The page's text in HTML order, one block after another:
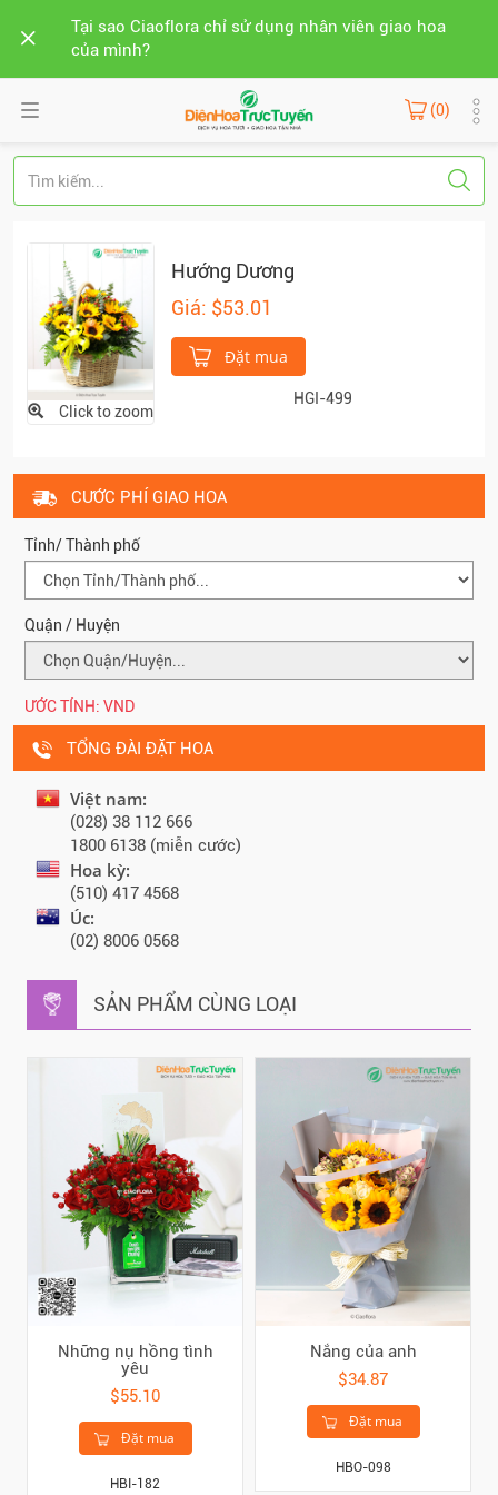
Tại sao Ciaoflora chỉ sử dụng nhân viên giao hoa
của mình?
(0)
Click to zoom
Hướng Dương
Giá: $53.01
Đặt mua
HGI-499
CƯỚC PHÍ GIAO HOA
Tỉnh/ Thành phố
Quận / Huyện
ƯỚC TÍNH: VND
TỔNG ĐÀI ĐẶT HOA
Việt nam:
(028) 38 112 666
1800 6138 (miễn cước)
Hoa kỳ:
(510) 417 4568
Úc:
(02) 8006 0568
SẢN PHẨM CÙNG LOẠI
Những nụ hồng tình
yêu
$55.10
Đặt mua
HBI-182
Nắng của anh
$34.87
Đặt mua
HBO-098